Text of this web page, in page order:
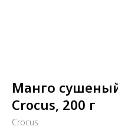
Манго
Crocus, 200 г
Crocus